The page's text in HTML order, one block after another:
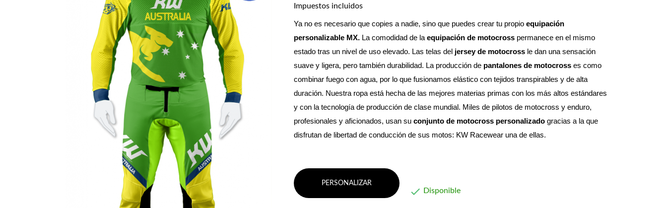
Impuestos incluidos
Ya no es necesario que copies a nadie, sino que puedes crear tu propio equipación
personalizable MX. La comodidad de la equipación de motocross permanece en el mismo
estado tras un nivel de uso elevado. Las telas del jersey de motocross le dan una sensación
suave y ligera, pero también durabilidad. La producción de pantalones de motocross es como
combinar fuego con agua, por lo que fusionamos elástico con tejidos transpirables y de alta
duración. Nuestra ropa está hecha de las mejores materias primas con los más altos estándares
y con la tecnología de producción de clase mundial. Miles de pilotos de motocross y enduro,
profesionales y aficionados, usan su conjunto de motocross personalizado gracias a la que
disfrutan de libertad de conducción de sus motos: KW Racewear una de ellas.
PERSONALIZAR
 Disponible